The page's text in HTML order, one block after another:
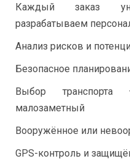
Каждый заказ
разрабатываем
Анализ рисков и
Безопасное
Выбор
малозаметный
Вооружённое или
GPS-контроль и